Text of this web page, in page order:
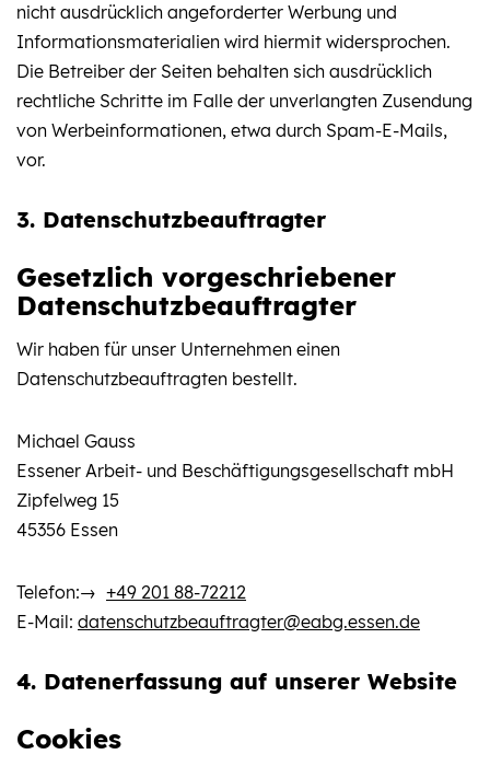
nicht ausdrücklich angeforderter Werbung und
Informationsmaterialien wird hiermit widersprochen.
Die Betreiber der Seiten behalten sich ausdrücklich
rechtliche Schritte im Falle der unverlangten Zusendung
von Werbeinformationen, etwa durch Spam-E-Mails,
vor.
3. Datenschutzbeauftragter
Gesetzlich vorgeschriebener
Datenschutzbeauftragter
Wir haben für unser Unternehmen einen
Datenschutzbeauftragten bestellt.
Michael Gauss
Essener Arbeit- und Beschäftigungsgesellschaft mbH
Zipfelweg 15
45356 Essen
Telefon:
+49 201 88-72212
E-Mail: datenschutzbeauftragter@eabg.essen.de
4. Datenerfassung auf unserer Website
Cookies